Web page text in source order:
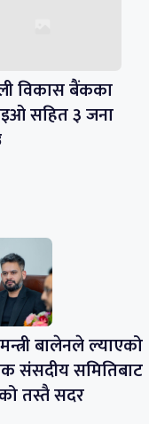
विकास बैंकका
सहित ३ जना
बालेनले ल्याएको
संसदीय समितिबाट
तस्तै सदर